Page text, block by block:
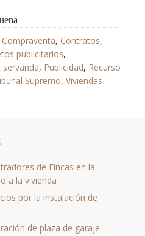
Compraventa, Contratos,
publicitarios,
servanda, Publicidad, Recurso
Supremo, Viviendas
de Fincas en la
a la vivienda
por la instalación de
de plaza de garaje